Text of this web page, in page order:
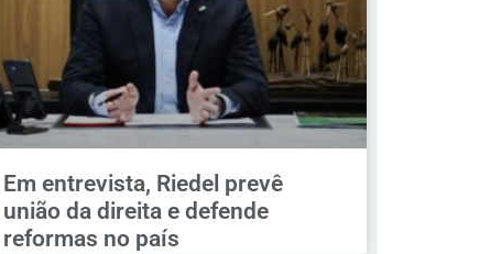
Em entrevista, Riedel prevê
união da direita e defende
reformas no país